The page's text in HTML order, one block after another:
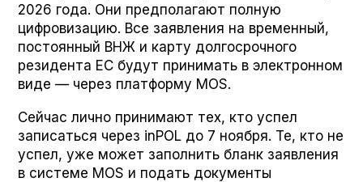
2026 года. Они предполагают полную
цифровизацию. Все заявления на временный,
постоянный ВНЖ и карту долгосрочного
резидента ЕС будут принимать в электронном
виде — через платформу MOS.
Сейчас лично принимают тех, кто успел
записаться через inPOL до 7 ноября. Те, кто не
успел, уже может заполнить бланк заявления
в системе MOS и подать документы